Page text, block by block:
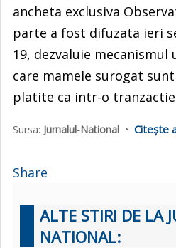
ancheta exclusiva
parte a fost difuzata ieri
19, dezvaluie mecanismul
care mamele surogat
platite ca intr-o
Sursa: Jurnalul-National • Citește
Share
ALTE STIRI DE LA
NATIONAL: